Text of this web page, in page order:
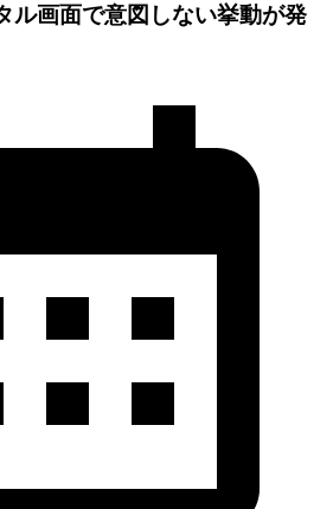
ル画面で意図しない挙動が発